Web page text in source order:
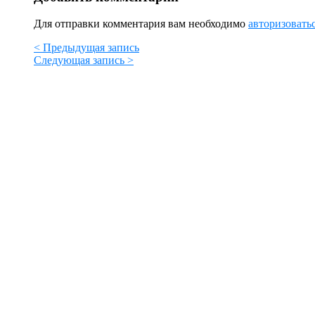
Для отправки комментария вам необходимо
< Предыдущая запись
Следующая запись >